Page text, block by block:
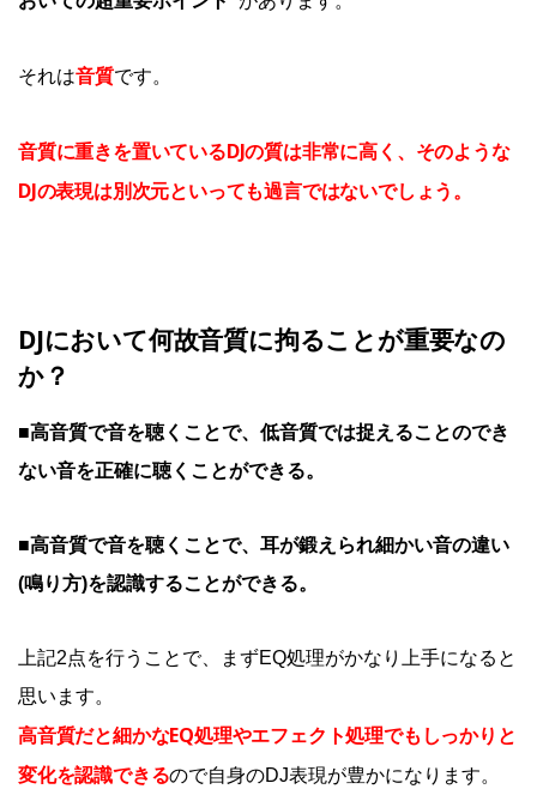
それは音質です。
音質に重きを置いているDJの質は非常に高く、そのような
DJの表現は別次元といっても過言ではないでしょう。
DJにおいて何故音質に拘ることが重要なの
か？
■高音質で音を聴くことで、低音質では捉えることのでき
ない音を正確に聴くことができる。
■高音質で音を聴くことで、耳が鍛えられ細かい音の違い
(鳴り方)を認識することができる。
上記2点を行うことで、まずEQ処理がかなり上手になると
思います。
高音質だと細かなEQ処理やエフェクト処理でもしっかりと
変化を認識できるので自身のDJ表現が豊かになります。